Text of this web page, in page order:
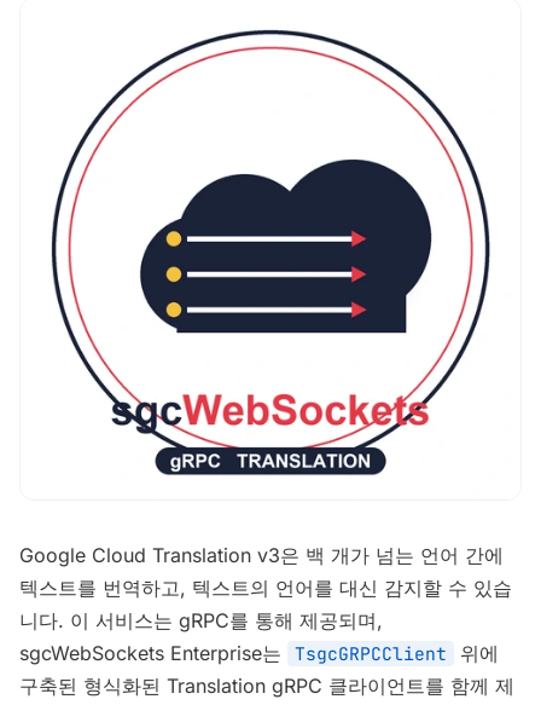
Google Cloud Translation v3은 백 개가 넘는 언어 간에
텍스트를 번역하고, 텍스트의 언어를 대신 감지할 수 있습
니다. 이 서비스는 gRPC를 통해 제공되며,
sgcWebSockets Enterprise는
TsgcGRPCClient
위에
구축된 형식화된 Translation gRPC 클라이언트를 함께 제